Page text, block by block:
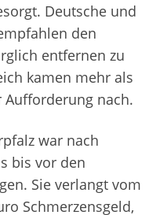
Deutsche und
den
entfernen zu
kamen mehr als
Aufforderung nach.
war nach
bis vor den
Sie verlangt vom
Schmerzensgeld,